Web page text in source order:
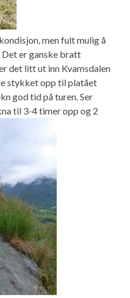
men fult mulig å
er ganske bratt
det litt ut inn Kvamsdalen
stykket opp til platået
god tid på turen. Ser
til 3-4 timer opp og 2